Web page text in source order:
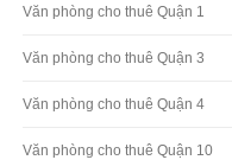
Văn phòng cho thuê Quận 1
Văn phòng cho thuê Quận 3
Văn phòng cho thuê Quận 4
Văn phòng cho thuê Quận 10